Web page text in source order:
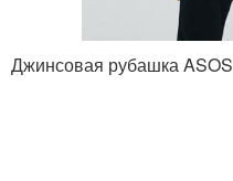
Джинсовая рубашка ASOS